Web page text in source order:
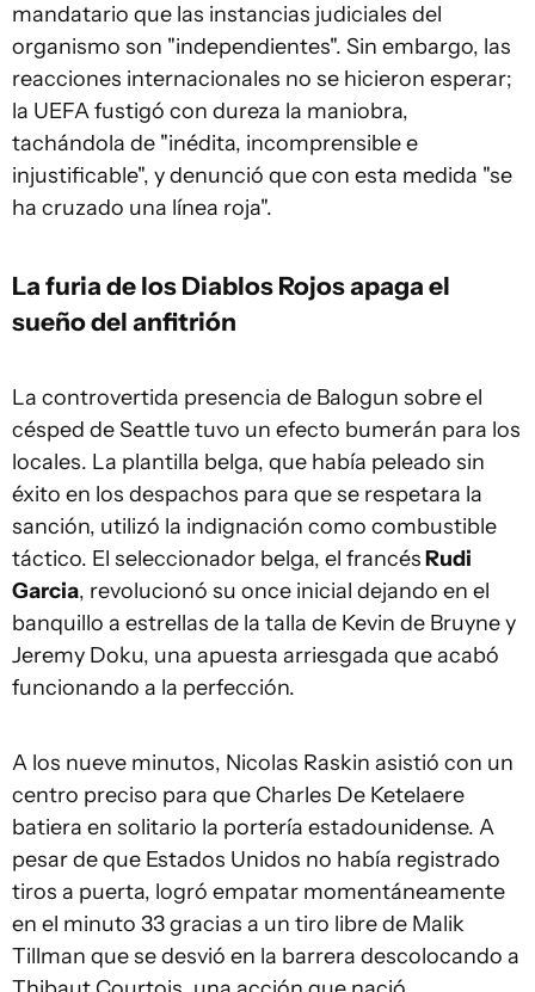
mandatario que las instancias judiciales del
organismo son "independientes". Sin embargo, las
reacciones internacionales no se hicieron esperar;
la UEFA fustigó con dureza la maniobra,
tachándola de "inédita, incomprensible e
injustificable", y denunció que con esta medida "se
ha cruzado una línea roja".
La furia de los Diablos Rojos apaga el
sueño del anfitrión
La controvertida presencia de Balogun sobre el
césped de Seattle tuvo un efecto bumerán para los
locales. La plantilla belga, que había peleado sin
éxito en los despachos para que se respetara la
sanción, utilizó la indignación como combustible
táctico. El seleccionador belga, el francésRudi
Garcia, revolucionó su once inicial dejando en el
banquillo a estrellas de la talla de Kevin de Bruyne y
Jeremy Doku, una apuesta arriesgada que acabó
funcionando a la perfección.
A los nueve minutos, Nicolas Raskin asistió con un
centro preciso para que Charles De Ketelaere
batiera en solitario la portería estadounidense. A
pesar de que Estados Unidos no había registrado
tiros a puerta, logró empatar momentáneamente
en el minuto 33 gracias a un tiro libre de Malik
Tillman que se desvió en la barrera descolocando a